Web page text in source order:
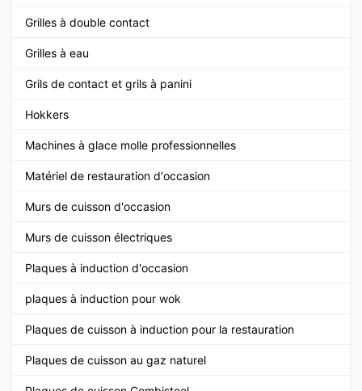
Grilles à double contact
Grilles à eau
Grils de contact et grils à panini
Hokkers
Machines à glace molle professionnelles
Matériel de restauration d'occasion
Murs de cuisson d'occasion
Murs de cuisson électriques
Plaques à induction d'occasion
plaques à induction pour wok
Plaques de cuisson à induction pour la restauration
Plaques de cuisson au gaz naturel